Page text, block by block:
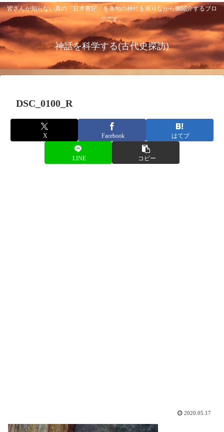
皆さんが知らない真の「日本書紀」を各地の神社を巡りながら御紹介するブロ
グです。
神話を科学する(古代史探訪)
DSC_0100_R
X Facebook はてブ
LINE コピー
2020.05.17